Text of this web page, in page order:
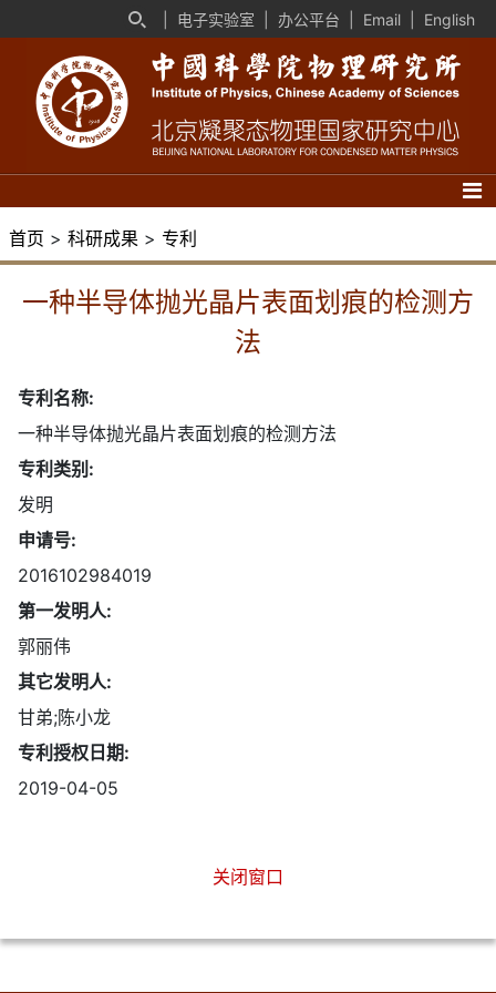
电子实验室 办公平台 Email English
首页 > 科研成果 > 专利
一种半导体抛光晶片表面划痕的检测方
法
专利名称:
一种半导体抛光晶片表面划痕的检测方法
专利类别:
发明
申请号:
2016102984019
第一发明人:
郭丽伟
其它发明人:
甘弟;陈小龙
专利授权日期:
2019-04-05
关闭窗口